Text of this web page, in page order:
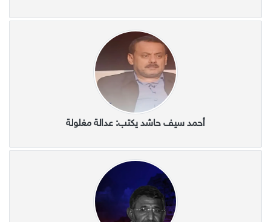
أحمد سيف حاشد يكتب: عدالة مغلولة